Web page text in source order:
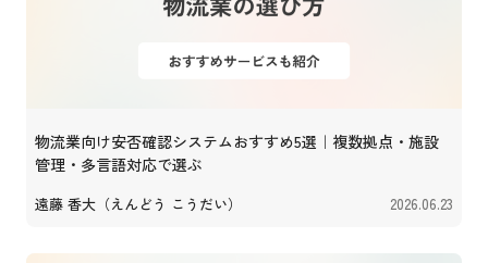
物流業向け安否確認システムおすすめ5選｜複数拠点・施設
管理・多言語対応で選ぶ
遠藤 香大（えんどう こうだい） 2026.06.23